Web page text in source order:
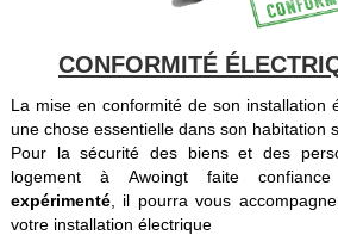
CONFORMITÉ
La mise en conformité de son installation
une chose essentielle dans son habitation
Pour la sécurité des biens et des
logement à Awoingt faite
expérimenté, il pourra vous
votre installation électrique